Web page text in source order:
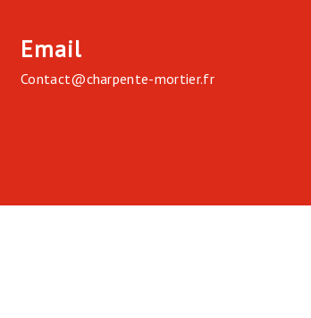
Email
contact@charpente-mortier.fr